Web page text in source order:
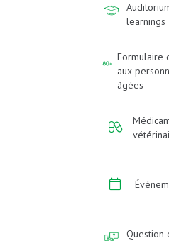
learnings
Formulaire
aux
âgées
Question